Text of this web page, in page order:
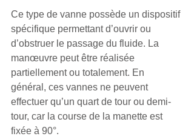
Ce type de vanne possède un dispositif
spécifique permettant d’ouvrir ou
d’obstruer le passage du fluide. La
manœuvre peut être réalisée
partiellement ou totalement. En
général, ces vannes ne peuvent
effectuer qu’un quart de tour ou demi-
tour, car la course de la manette est
fixée à 90°.